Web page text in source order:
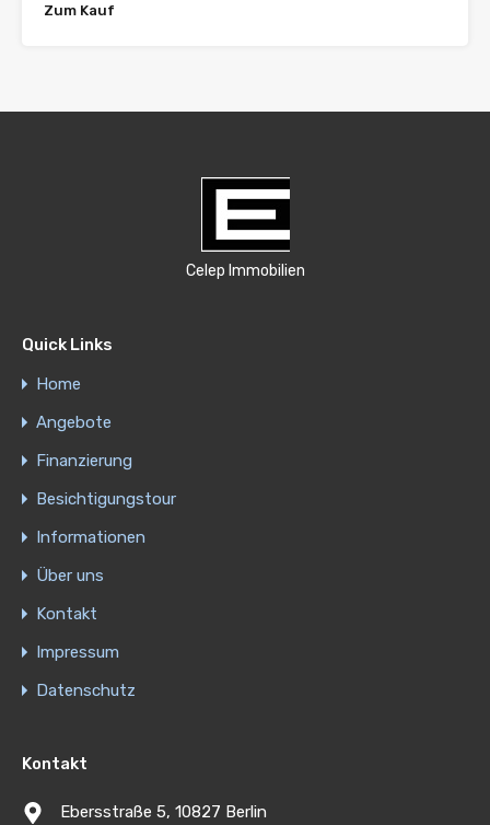
Zum Kauf
Celep Immobilien
Quick Links
Home
Angebote
Finanzierung
Besichtigungstour
Informationen
Über uns
Kontakt
Impressum
Datenschutz
Kontakt
Ebersstraße 5, 10827 Berlin